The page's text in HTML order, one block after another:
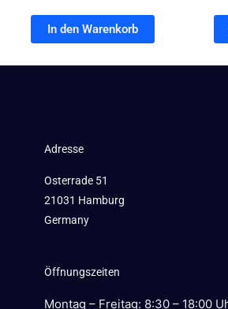
In den Warenkorb
Adresse
Osterrade 51
21031 Hamburg
Germany
Öffnungszeiten
Montag – Freitag: 8:30 – 18:00